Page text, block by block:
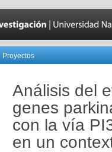
Proyectos
Análisis del
genes
con la vía
en un